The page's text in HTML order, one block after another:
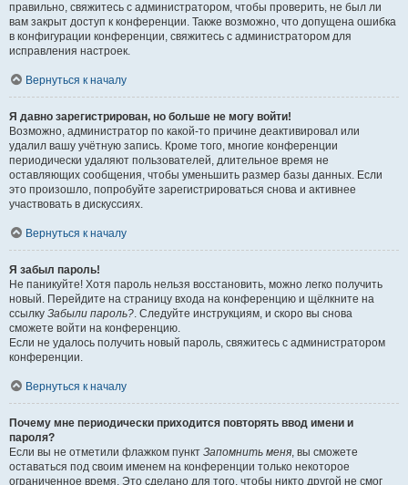
правильно, свяжитесь с администратором, чтобы проверить, не был ли
вам закрыт доступ к конференции. Также возможно, что допущена ошибка
в конфигурации конференции, свяжитесь с администратором для
исправления настроек.
Вернуться к началу
Я давно зарегистрирован, но больше не могу войти!
Возможно, администратор по какой-то причине деактивировал или
удалил вашу учётную запись. Кроме того, многие конференции
периодически удаляют пользователей, длительное время не
оставляющих сообщения, чтобы уменьшить размер базы данных. Если
это произошло, попробуйте зарегистрироваться снова и активнее
участвовать в дискуссиях.
Вернуться к началу
Я забыл пароль!
Не паникуйте! Хотя пароль нельзя восстановить, можно легко получить
новый. Перейдите на страницу входа на конференцию и щёлкните на
ссылку Забыли пароль?. Следуйте инструкциям, и скоро вы снова
сможете войти на конференцию.
Если не удалось получить новый пароль, свяжитесь с администратором
конференции.
Вернуться к началу
Почему мне периодически приходится повторять ввод имени и
пароля?
Если вы не отметили флажком пункт Запомнить меня, вы сможете
оставаться под своим именем на конференции только некоторое
ограниченное время. Это сделано для того, чтобы никто другой не смог